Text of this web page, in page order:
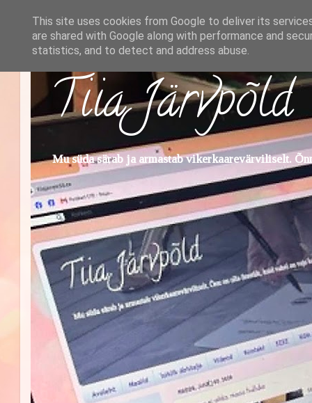
Tiia Järvpõld
Mu süda särab ja armastab vikerkaarevärviliselt.
This site uses cookies from Google to deliver its
are shared with Google along with performance and
statistics, and to detect and address abuse.